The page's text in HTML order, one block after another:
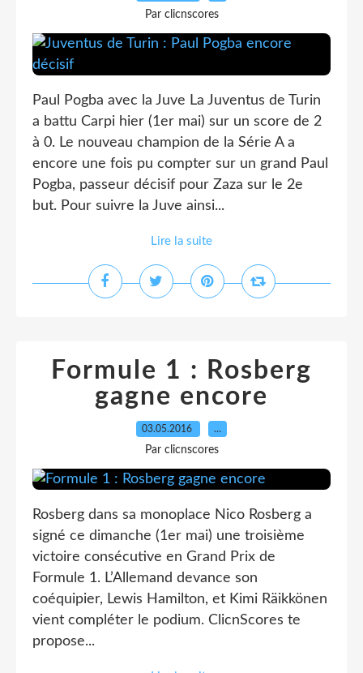
Par clicnscores
Paul Pogba avec la Juve La Juventus de Turin
a battu Carpi hier (1er mai) sur un score de 2
à 0. Le nouveau champion de la Série A a
encore une fois pu compter sur un grand Paul
Pogba, passeur décisif pour Zaza sur le 2e
but. Pour suivre la Juve ainsi...
Lire la suite
Formule 1 : Rosberg
gagne encore
03.05.2016 …
Par clicnscores
Rosberg dans sa monoplace Nico Rosberg a
signé ce dimanche (1er mai) une troisième
victoire consécutive en Grand Prix de
Formule 1. L’Allemand devance son
coéquipier, Lewis Hamilton, et Kimi Räikkönen
vient compléter le podium. ClicnScores te
propose...